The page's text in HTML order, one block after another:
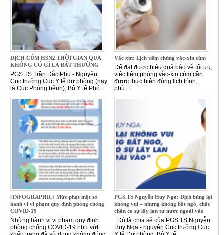
DỊCH CÚM H3N2 THỜI GIAN QUA
KHÔNG CÓ GÌ LÀ BẤT THƯỜNG
PGS.TS Trần Đắc Phu - Nguyên
Cục trưởng Cục Y tế dự phòng (nay
là Cục Phòng bệnh), Bộ Y tế Phó...
Vắc xin: Lịch tiêm chủng vắc-xin cúm
Để đạt được hiệu quả bảo vệ tối ưu,
việc tiêm phòng vắc-xin cúm cần
được thực hiện đúng lịch trình,
phù...
[INFOGRAPHIC] Mức phạt một số
hành vi vi phạm quy định phòng chống
COVID-19
Những hành vi vi phạm quy định
phòng chống COVID-19 như vứt
PGS.TS Nguyễn Huy Nga: Dịch bùng lại
không vui – nhưng không bất ngờ, chắc
chắn có sự lây lan từ nước ngoài vào
Đó là chia sẻ của PGS.TS Nguyễn
Huy Nga - nguyên Cục trưởng Cục